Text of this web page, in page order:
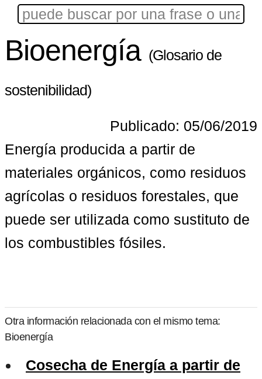
Bioenergía (Glosario de
sostenibilidad)
Publicado: 05/06/2019
Energía producida a partir de
materiales orgánicos, como residuos
agrícolas o residuos forestales, que
puede ser utilizada como sustituto de
los combustibles fósiles.
Otra información relacionada con el mismo tema:
Bioenergía
Cosecha de Energía a partir de